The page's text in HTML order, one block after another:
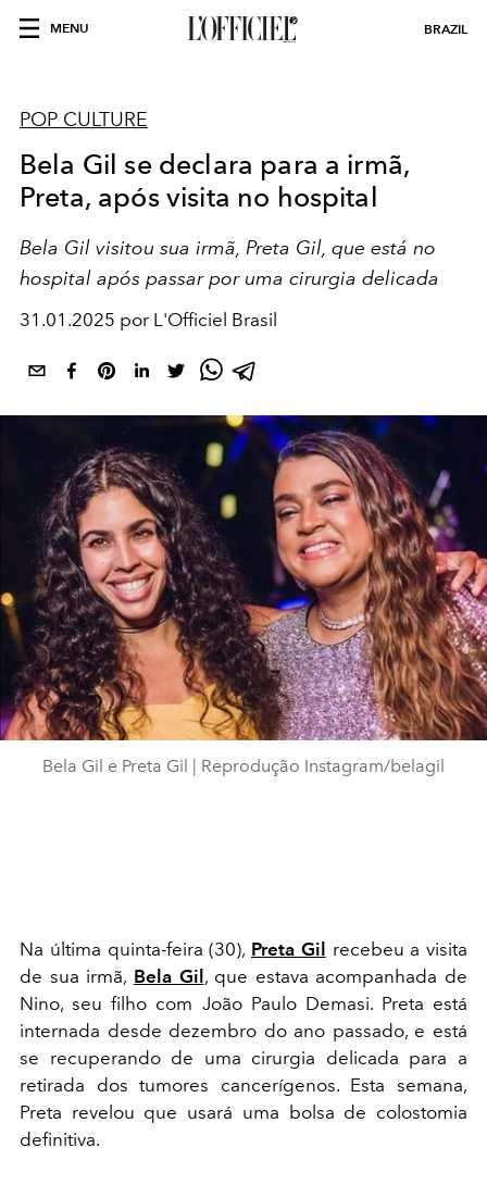
MENU BRAZIL
POP CULTURE
Bela Gil se declara para a irmã,
Preta, após visita no hospital
Bela Gil visitou sua irmã, Preta Gil, que está no
hospital após passar por uma cirurgia delicada
31.01.2025 por L'Officiel Brasil
Bela Gil e Preta Gil | Reprodução Instagram/belagil
Na última quinta-feira (30), Preta Gil recebeu a visita
de sua irmã, Bela Gil, que estava acompanhada de
Nino, seu filho com João Paulo Demasi. Preta está
internada desde dezembro do ano passado, e está
se recuperando de uma cirurgia delicada para a
retirada dos tumores cancerígenos. Esta semana,
Preta revelou que usará uma bolsa de colostomia
definitiva.